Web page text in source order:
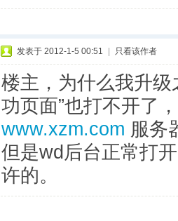
发表于 2012-1-5 00:51 只看该作者
楼主，为什么我升
功页面”也打不开了
www.xzm.com 服务
但是wd后台正常打
许的。